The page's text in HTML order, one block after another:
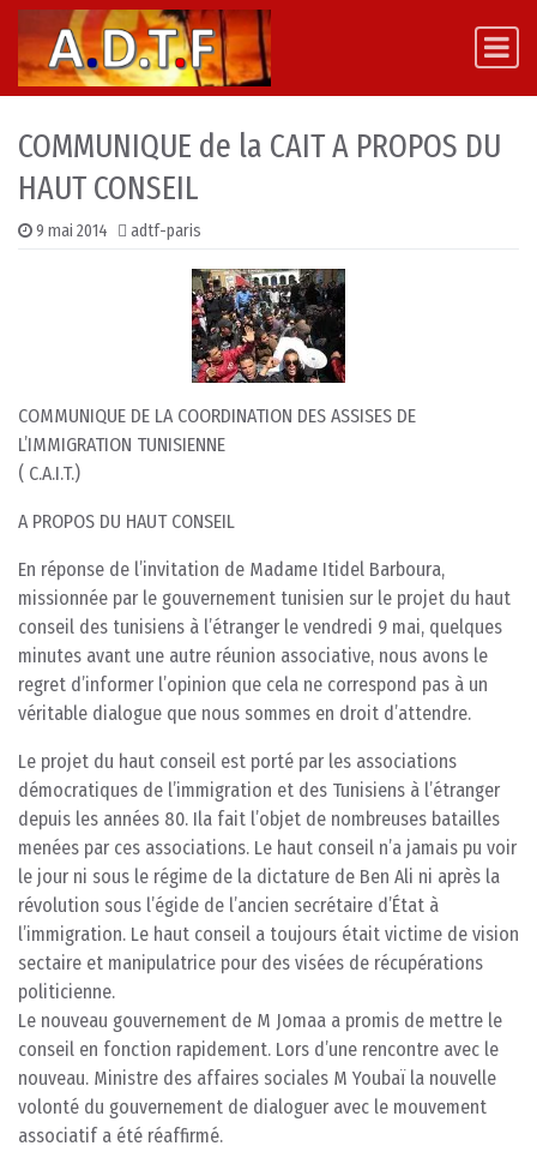
Skip to content
Main Navigation
COMMUNIQUE de la CAIT A PROPOS DU
HAUT CONSEIL
9 mai 2014 adtf-paris
COMMUNIQUE DE LA COORDINATION DES ASSISES DE
L’IMMIGRATION TUNISIENNE
( C.A.I.T.)
A PROPOS DU HAUT CONSEIL
En réponse de l’invitation de Madame Itidel Barboura,
missionnée par le gouvernement tunisien sur le projet du haut
conseil des tunisiens à l’étranger le vendredi 9 mai, quelques
minutes avant une autre réunion associative, nous avons le
regret d’informer l’opinion que cela ne correspond pas à un
véritable dialogue que nous sommes en droit d’attendre.
Le projet du haut conseil est porté par les associations
démocratiques de l’immigration et des Tunisiens à l’étranger
depuis les années 80. Ila fait l’objet de nombreuses batailles
menées par ces associations. Le haut conseil n’a jamais pu voir
le jour ni sous le régime de la dictature de Ben Ali ni après la
révolution sous l’égide de l’ancien secrétaire d’État à
l’immigration. Le haut conseil a toujours était victime de vision
sectaire et manipulatrice pour des visées de récupérations
politicienne.
Le nouveau gouvernement de M Jomaa a promis de mettre le
conseil en fonction rapidement. Lors d’une rencontre avec le
nouveau. Ministre des affaires sociales M Youbaï la nouvelle
volonté du gouvernement de dialoguer avec le mouvement
associatif a été réaffirmé.